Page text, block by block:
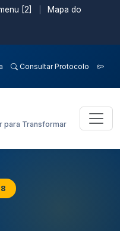
[2]
Mapa do
Consultar Protocolo
para Transformar